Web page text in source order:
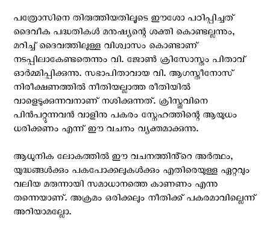
പത്രോസിനെ തിരുത്തിയതിലൂടെ ഈശോ പഠിപ്പിച്ചത്
ദൈവീക പദ്ധതികൾ മനുഷ്യന്റെ ശക്തി കൊണ്ടല്ലന്നും,
മറിച്ച് ദൈവത്തിലുള്ള വിശ്വാസം കൊണ്ടാണ്
നടപ്പിലാകേണ്ടതെന്നും വി. ജോൺ ക്രിസോസ്തം പിതാവ്
ഓർമ്മിപ്പിക്കുന്നു. സഭാപിതാവായ വി. ആഗസ്തീനോസ്
നിരീക്ഷണത്തിൽ നീതിയല്ലാത്ത രീതിയിൽ
വാളെടുക്കുന്നവനാണ് നശിക്കുന്നത്. ക്രിസ്തുവിനെ
പിൻപറ്റുന്നവൻ വാളിനു പകരം സ്നേഹത്തിന്റെ ആയുധം
ധരിക്കണം എന്ന് ഈ വചനം വ്യക്തമാക്കുന്നു.
ആധുനിക ലോകത്തിൽ ഈ വചനത്തിൻ്റെ അർത്ഥം,
യുദ്ധങ്ങൾക്കും പകപോക്കലുകൾക്കും എതിരെയുള്ള ഏറ്റവും
വലിയ മരുന്നായി സമാധാനത്തെ കാണണം എന്നു
തന്നെയാണ്. അക്രമം ഒരിക്കലും നീതിക്ക് പകരമാവില്ലെന്ന്
അറിയാമല്ലോ.